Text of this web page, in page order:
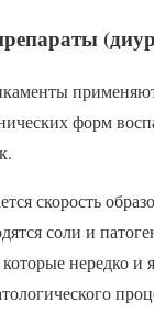
форм
скорость
соли и
нередко и